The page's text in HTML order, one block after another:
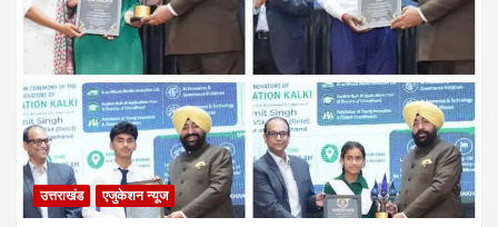
उत्तराखंड एजुकेशन न्‍यूज